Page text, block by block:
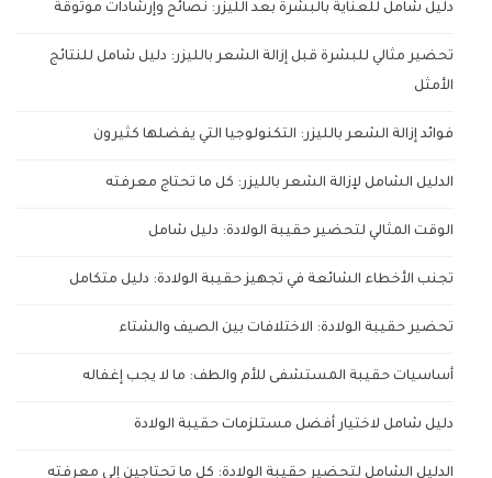
دليل شامل للعناية بالبشرة بعد الليزر: نصائح وإرشادات موثوقة
تحضير مثالي للبشرة قبل إزالة الشعر بالليزر: دليل شامل للنتائج
الأمثل
فوائد إزالة الشعر بالليزر: التكنولوجيا التي يفضلها كثيرون
الدليل الشامل لإزالة الشعر بالليزر: كل ما تحتاج معرفته
الوقت المثالي لتحضير حقيبة الولادة: دليل شامل
تجنب الأخطاء الشائعة في تجهيز حقيبة الولادة: دليل متكامل
تحضير حقيبة الولادة: الاختلافات بين الصيف والشتاء
أساسيات حقيبة المستشفى للأم والطف: ما لا يجب إغفاله
دليل شامل لاختيار أفضل مستلزمات حقيبة الولادة
الدليل الشامل لتحضير حقيبة الولادة: كل ما تحتاجين إلى معرفته